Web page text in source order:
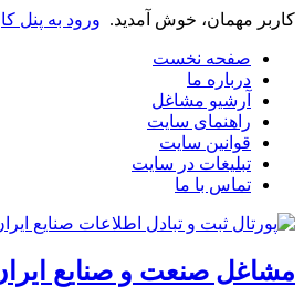
کاربر مهمان، خوش آمدید. ورود به پنل
صفحه نخست
درباره ما
آرشیو مشاغل
راهنمای سایت
قوانین سایت
تبلیغات در سایت
تماس با ما
مشاغل صنعت و صنایع